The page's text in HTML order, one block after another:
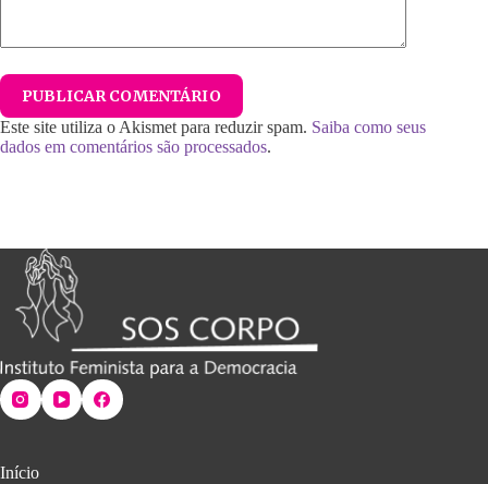
PUBLICAR COMENTÁRIO
Este site utiliza o Akismet para reduzir spam. Saiba como seus
dados em comentários são processados.
Início